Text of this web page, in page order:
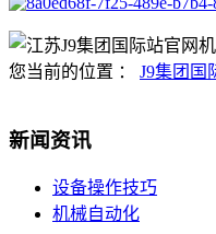
您当前的位置 ： J9集团国
新闻资讯
设备操作技巧
机械自动化